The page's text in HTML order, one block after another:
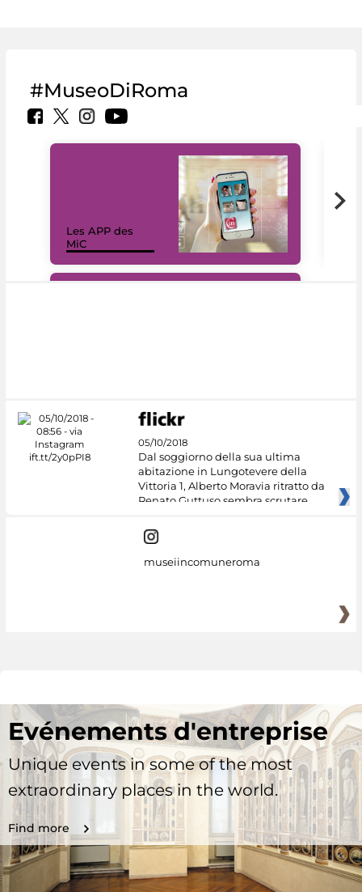
#MuseoDiRoma
Les APP des
MiC
05/10/2018
Dal soggiorno della sua ultima
abitazione in Lungotevere della
Vittoria 1, Alberto Moravia ritratto da
Renato Guttuso sembra scrutare
museiincomuneroma
Evénements d'entreprise
Unique events in some of the most
extraordinary places in the world.
Find more